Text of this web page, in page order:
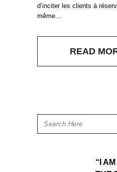
d’inciter les clients à
même...
READ
“I